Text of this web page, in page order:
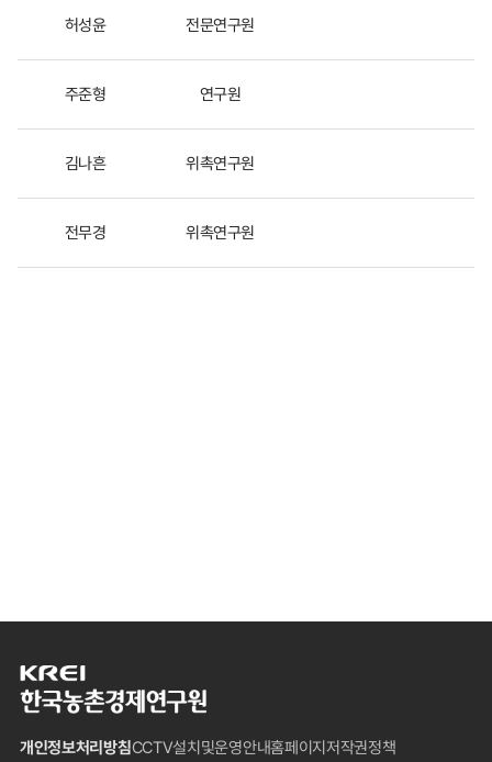
허성윤 전문연구원
주준형 연구원
김나흔 위촉연구원
전무경 위촉연구원
한
국
촌
개인정보처리방침CCTV설치및운영안내홈페이지저작권정책